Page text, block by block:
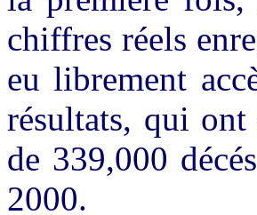
chiffres réels
eu librement
résultats, qui
de 339,000
2000.